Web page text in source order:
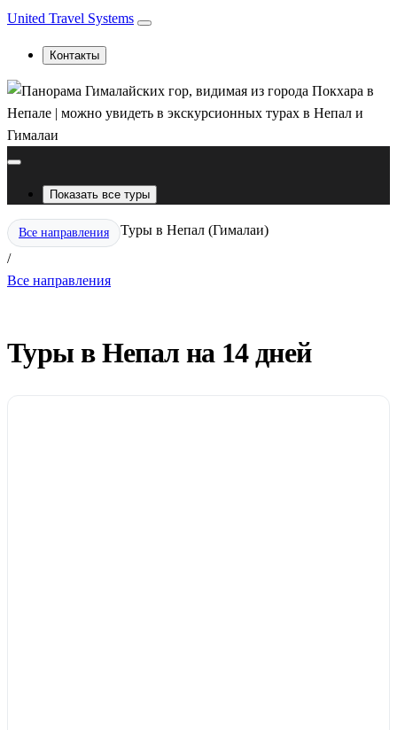
United Travel Systems
Контакты
Показать все туры
Все направления
/
Туры в Непал (Гималаи)
Все направления
Туры в Непал на 14 дней